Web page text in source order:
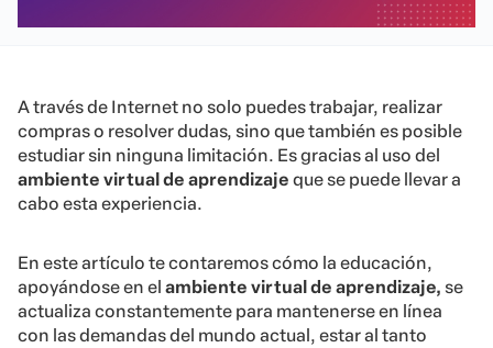
A través de Internet no solo puedes trabajar, realizar
compras o resolver dudas, sino que también es posible
estudiar sin ninguna limitación. Es gracias al uso del
ambiente virtual de aprendizaje que se puede llevar a
cabo esta experiencia.
En este artículo te contaremos cómo la educación,
apoyándose en el ambiente virtual de aprendizaje, se
actualiza constantemente para mantenerse en línea
con las demandas del mundo actual, estar al tanto